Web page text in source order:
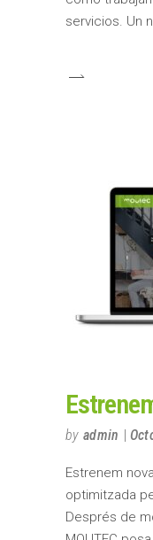
servicios. Un
by admin
Estrenem
optimitzada
Després de